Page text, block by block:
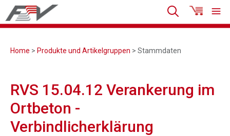
Home > Produkte und Artikelgruppen > Stammdaten
RVS 15.04.12 Verankerung im
Ortbeton -
Verbindlicherklärung